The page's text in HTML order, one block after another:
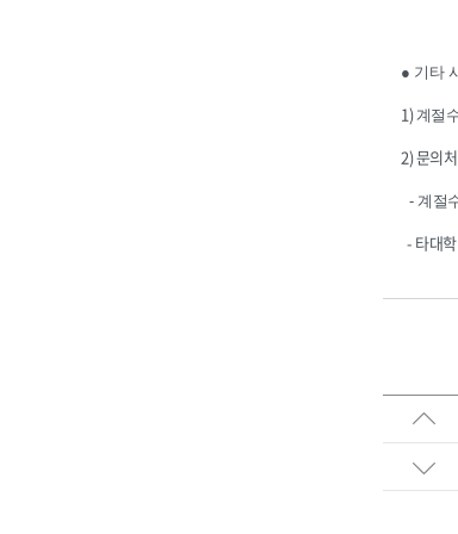
● 기타
1) 계절
2) 문의처
- 계절
- 타대